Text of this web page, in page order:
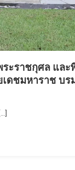
ะราชกุศล และ
ดชมหาราช บ